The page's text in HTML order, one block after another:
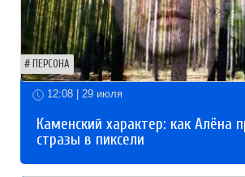
ПЕРСОНА
12:08 | 29 июля
Каменский характер: как Алёна
стразы в пиксели